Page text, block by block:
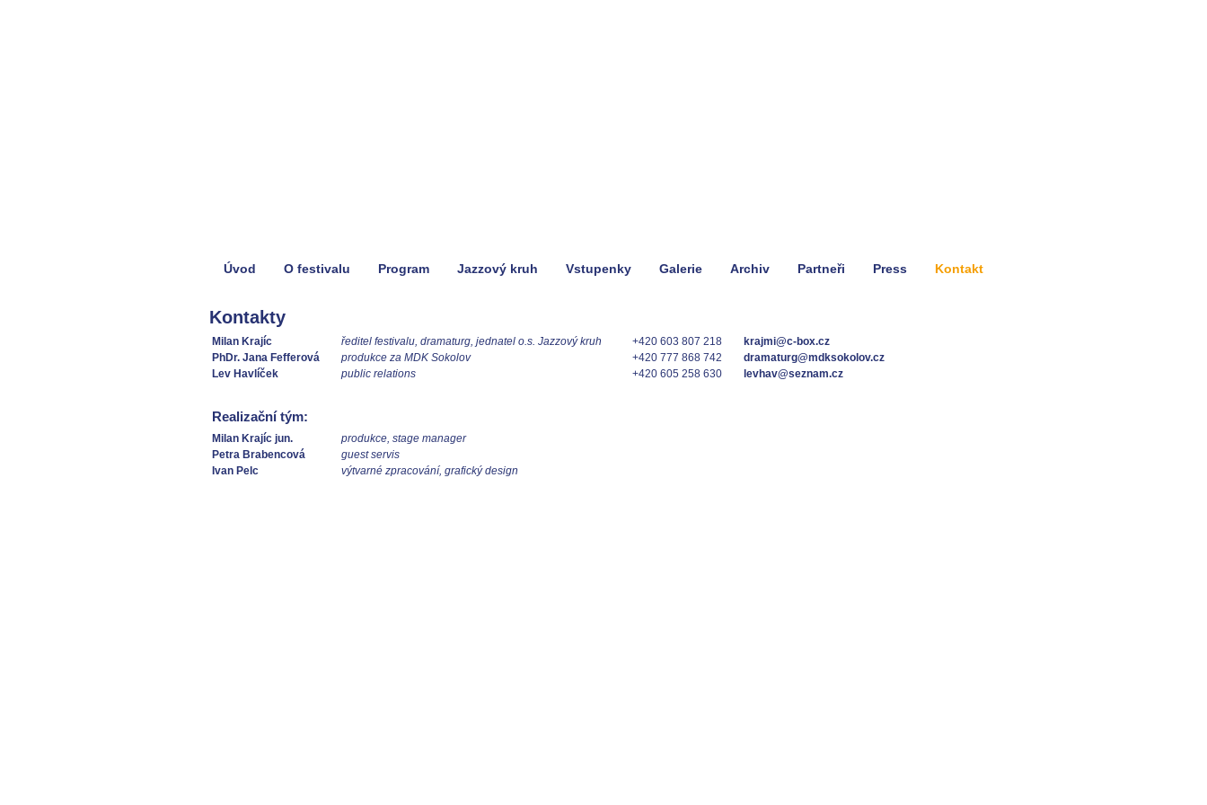
Úvod O festivalu Program Jazzový kruh Vstupenky Galerie Archiv Partneři Press Kontakt
Kontakty
Milan Krajíc ředitel festivalu, dramaturg, jednatel o.s. Jazzový kruh +420 603 807 218
krajmi@c-box.cz
PhDr. Jana Fefferová
produkce za MDK Sokolov +420 777 868 742
dramaturg@mdksokolov.cz
Lev Havlíček
public relations +420 605 258 630 levhav@seznam.cz
Realizační tým:
Milan Krajíc jun.
produkce, stage manager
Petra Brabencová
guest servis
Ivan Pelc
výtvarné zpracování, grafický design